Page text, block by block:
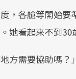
，各艙等開始
她看起來不到30
方需要協助嗎？